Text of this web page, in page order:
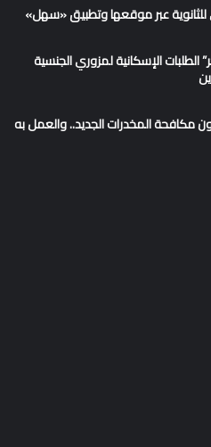
للثانوية عبر موقعها وتطبيق «سهل»
الطلبات الإسكانية لمزوري الجنسية
مكافحة المخدرات الجديد.. والعمل به